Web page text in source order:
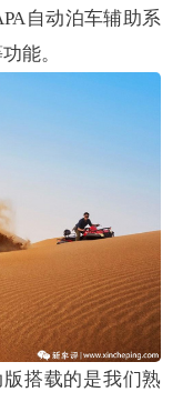
自动泊车辅助系
能。
搭载的是我们熟